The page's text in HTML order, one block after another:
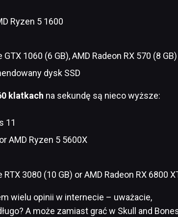
Ryzen 5 1600
1060 (6 GB), AMD Radeon RX 570 (8 GB)
dysk SSD
klatkach na sekundę są nieco wyższe:
11
AMD Ryzen 5 5600X
3080 (10 GB) or AMD Radeon RX 6800
wielu opinii w internecie – uważacie,
A może zamiast grać w Skull and